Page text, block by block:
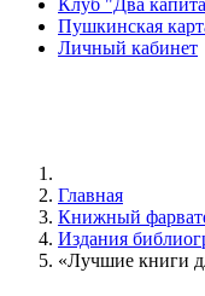
Пушкинская
Личный кабинет
Главная
Книжный
Издания
«Лучшие книги